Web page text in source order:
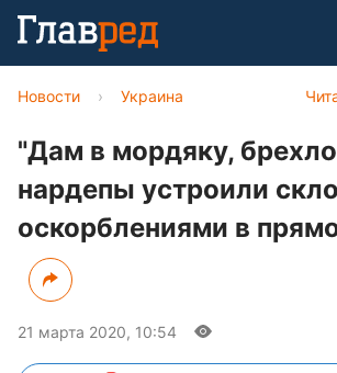
Новости › Украина
"Дам в мордяку,
нардепы устроили
оскорблениями в
21 марта 2020, 10:54